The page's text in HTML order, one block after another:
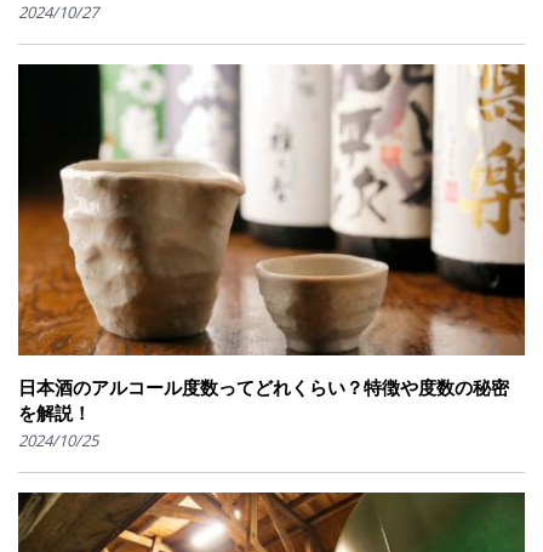
2024/10/27
日本酒のアルコール度数ってどれくらい？特徴や度数の秘密
を解説！
2024/10/25